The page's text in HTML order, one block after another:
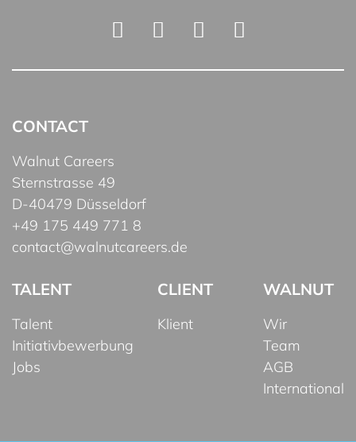
CONTACT
Walnut Careers
Sternstrasse 49
D-40479 Düsseldorf
+49 175 449 771 8
contact@walnutcareers.de
TALENT
Talent
Initiativbewerbung
Jobs
CLIENT
Klient
WALNUT
Wir
Team
AGB
International